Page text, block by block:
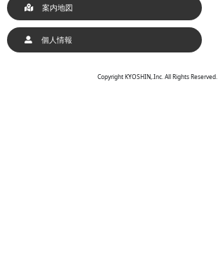
案内地図
個人情報
Copyright KYOSHIN,.Inc. All Rights Reserved.